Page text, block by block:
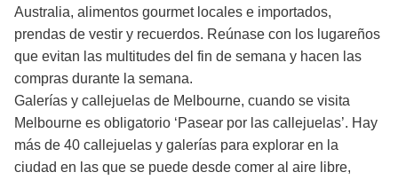
Australia, alimentos gourmet locales e importados,
prendas de vestir y recuerdos. Reúnase con los lugareños
que evitan las multitudes del fin de semana y hacen las
compras durante la semana.
Galerías y callejuelas de Melbourne, cuando se visita
Melbourne es obligatorio ‘Pasear por las callejuelas’. Hay
más de 40 callejuelas y galerías para explorar en la
ciudad en las que se puede desde comer al aire libre,